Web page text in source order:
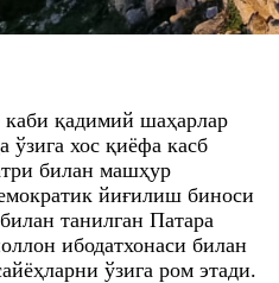
қадимий шаҳарлар
ўзига хос қиёфа касб
билан машҳур
йиғилиш биноси
танилган Патара
ибодатхонаси билан
ўзига ром этади.